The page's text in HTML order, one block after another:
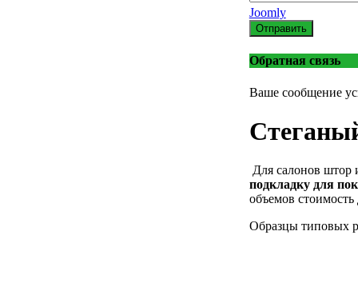
Joomly
Отправить
Обратная связь
Ваше сообщение
Для салонов штор
подкладку для
объемов стоимость
Образцы типовых